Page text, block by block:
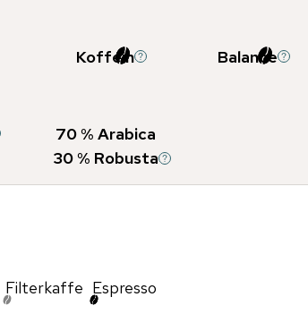
Koffein Balance
70% Arabica
30% Robusta
Filterkaffe Espresso